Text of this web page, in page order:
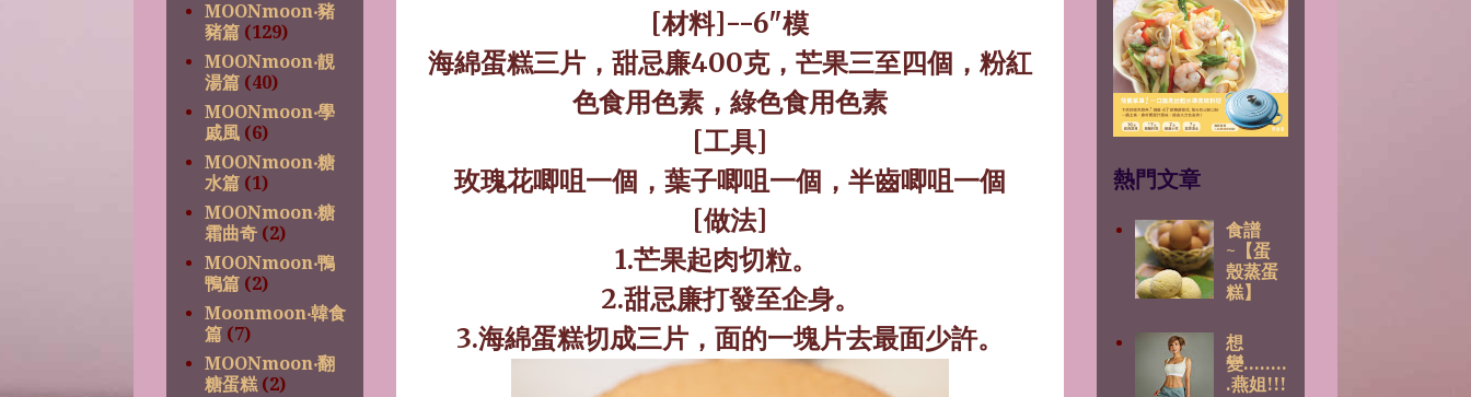
[材料]--6"模
海綿蛋糕三片，甜忌廉400克，芒果三至四個，粉紅
色食用色素，綠色食用色素
[工具]
玫瑰花唧咀一個，葉子唧咀一個，半齒唧咀一個
[做法]
1.芒果起肉切粒。
2.甜忌廉打發至企身。
3.海綿蛋糕切成三片，面的一塊片去最面少許。
MOONmoon‧豬
豬篇 (129)
MOONmoon‧靚
湯篇 (40)
MOONmoon‧學
戚風 (6)
MOONmoon‧糖
水篇 (1)
MOONmoon‧糖
霜曲奇 (2)
MOONmoon‧鴨
鴨篇 (2)
Moonmoon‧韓食
篇 (7)
MOONmoon‧翻
糖蛋糕 (2)
熱門文章
食譜
~【蛋
殼蒸蛋
糕】
想
變........
.燕姐!!!